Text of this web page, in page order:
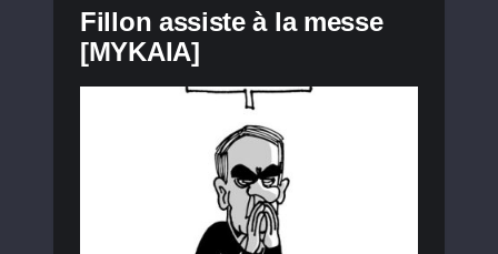
Fillon assiste à la messe
[MYKAIA]